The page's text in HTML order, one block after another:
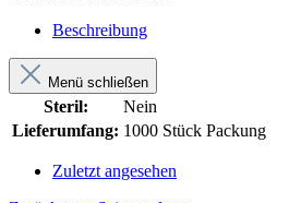
Beschreibung
Menü schließen
Steril:
Nein
Lieferumfang: 1000 Stück Packung
Zuletzt angesehen